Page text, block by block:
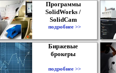
Программы
SolidWorks /
SolidCam
подробнее >>
Биржевые
брокеры
подробнее >>